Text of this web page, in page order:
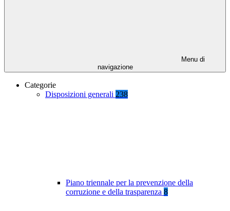
Menu di
navigazione
Categorie
Disposizioni generali 238
Piano triennale per la prevenzione della
corruzione e della trasparenza 8